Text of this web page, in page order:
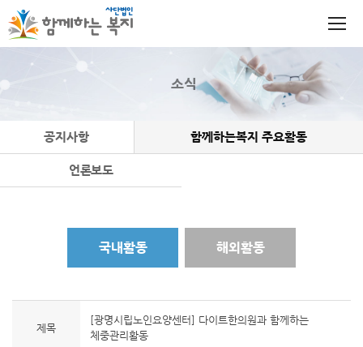
소식
공지사항 함께하는복지 주요활동
언론보도
국내활동 해외활동
제목
[광명시립노인요양센터] 다이트한의원과 함께하는
체중관리활동